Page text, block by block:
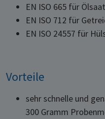
EN ISO 665 für
EN ISO 712 für
EN ISO 24557 für
Vorteile
sehr schnelle und
300 Gramm